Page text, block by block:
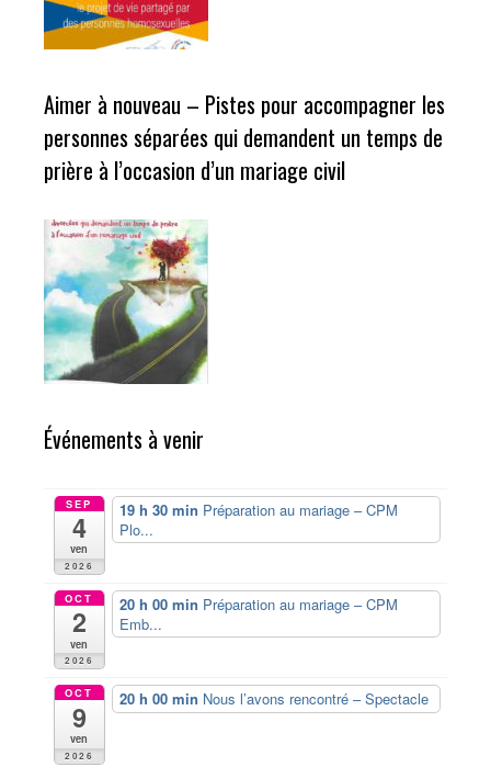
Aimer à nouveau – Pistes pour accompagner les
personnes séparées qui demandent un temps de
prière à l’occasion d’un mariage civil
Événements à venir
SEP
4
ven
2026
19 h 30 min Préparation au mariage – CPM
Plo...
OCT
2
ven
2026
20 h 00 min Préparation au mariage – CPM
Emb...
OCT
9
ven
2026
20 h 00 min Nous l’avons rencontré – Spectacle